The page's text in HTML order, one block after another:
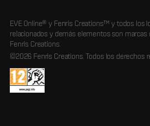
EVE Online® y Fenris Creations™ y todos los
relacionados y demás elementos son marcas
Fenris Creations.
©2026 Fenris Creations. Todos los derechos